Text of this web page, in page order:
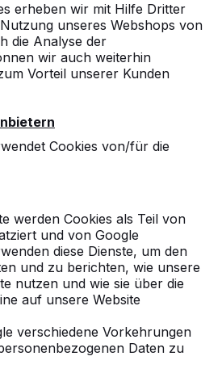
erheben wir mit Hilfe Dritter
unseres Webshops von
die Analyse der
wir auch weiterhin
Vorteil unserer Kunden
Cookies von/für die
werden Cookies als Teil von
und von Google
diese Dienste, um den
und zu berichten, wie unsere
nutzen und wie sie über die
auf unsere Website
verschiedene Vorkehrungen
Daten zu
rund in
für€ 2.650,00per Stück,